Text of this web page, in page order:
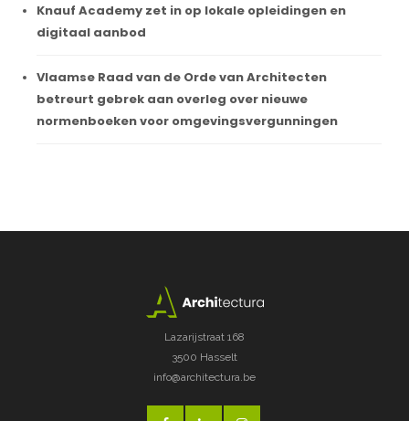
Knauf Academy zet in op lokale opleidingen en
digitaal aanbod
Vlaamse Raad van de Orde van Architecten
betreurt gebrek aan overleg over nieuwe
normenboeken voor omgevingsvergunningen
Lazarijstraat 168
3500 Hasselt
info@architectura.be